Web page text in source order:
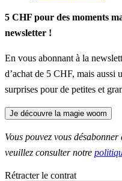
5 CHF pour des moments
newsletter !
En vous abonnant à la
d’achat de 5 CHF, mais aussi
surprises pour de petites et
Je découvre la magie woom
Vous pouvez vous
veuillez consulter notre
Rétracter le contrat